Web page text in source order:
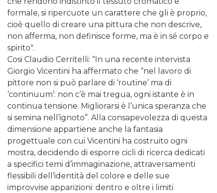
formale, si ripercuote un carattere che gli è proprio,
cioè quello di creare una pittura che non descrive,
non afferma, non definisce forme, ma è in sé corpo e
spirito".
Cosi Claudio Cerritelli: “In una recente intervista
Giorgio Vicentini ha affermato che “nel lavoro di
pittore non si può parlare di ‘routine’ ma di
‘continuum’: non c’è mai tregua, ogni istante è in
continua tensione. Migliorarsi è l’unica speranza che
si semina nell’ignoto”. Alla consapevolezza di questa
dimensione appartiene anche la fantasia
progettuale con cui Vicentini ha costruito ogni
mostra, decidendo di esporre cicli di ricerca dedicati
a specifici temi d’immaginazione, attraversamenti
flessibili dell’identità del colore e delle sue
improvvise apparizioni: dentro e oltre i limiti